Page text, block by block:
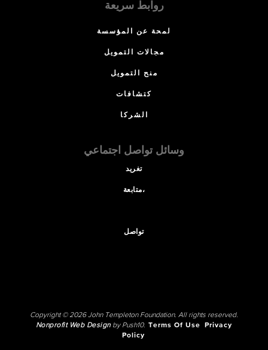
روابط سريعة
لمحة عن المؤسسة
مجالات التمويل
منح التمويل
كتشافات
الشركا
وسائل تواصل اجتماعي
تغريد
متابعة،
تواصل
Copyright © 2026 John Templeton Foundation. All rights reserved.
Nonprofit Web Designby Push10. Terms Of Use
Privacy
Policy